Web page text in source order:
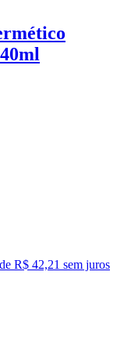
R$ 42,21 sem juros